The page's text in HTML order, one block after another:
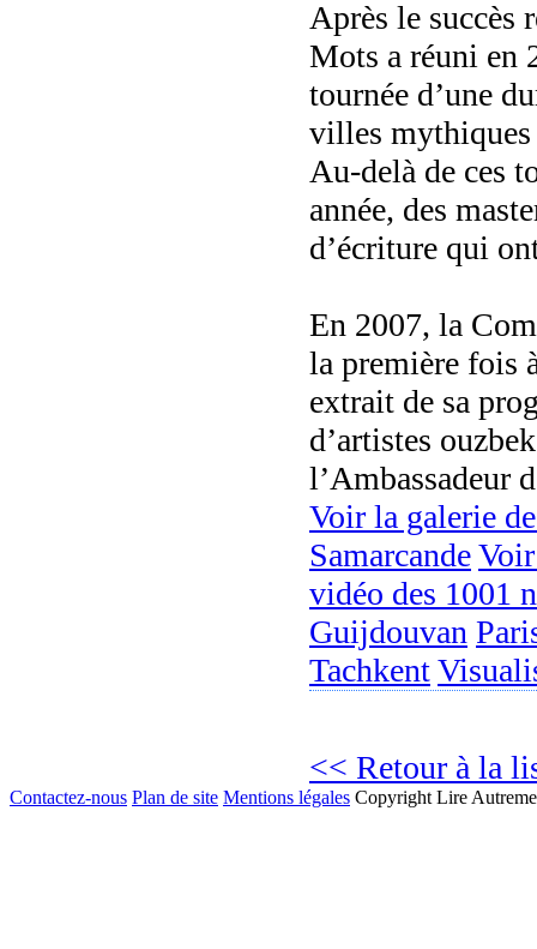
Après le succès
Mots a réuni en
tournée d’une
villes mythiques
Au-delà de ces
année, des
d’écriture qui
En 2007, la
la première fois
extrait de sa
d’artistes
l’Ambassadeur
Voir la galerie
Samarcande
vidéo des 1001
Guijdouvan
Tachkent
<< Retour à la
Contactez-nous Plan de site Mentions légales Copyright Lire